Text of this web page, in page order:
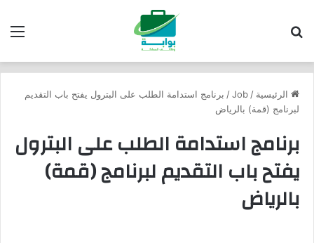
الرئيسية /
Job
/ برنامج استدامة الطلب على البترول يفتح باب التقديم
لبرنامج (قمة) بالرياض
برنامج استدامة الطلب على البترول
يفتح باب التقديم لبرنامج (قمة)
بالرياض